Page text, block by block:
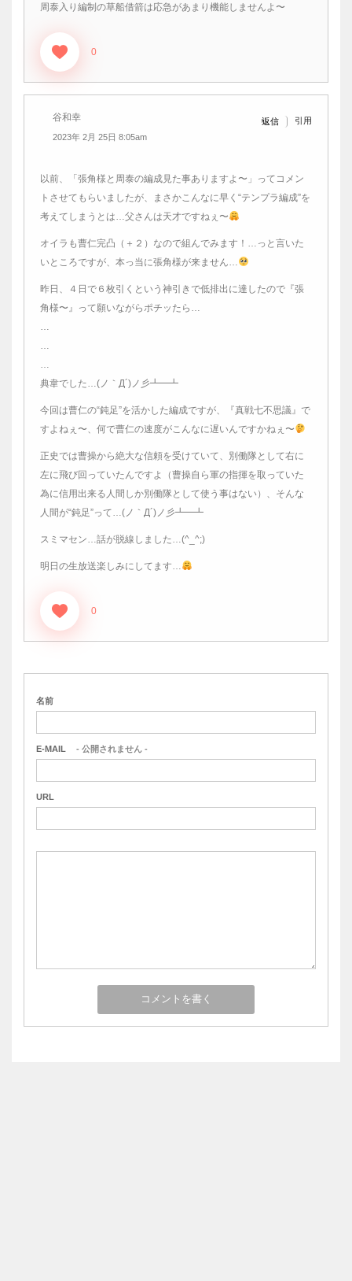
周泰入り編制の草船借箭は応急があまり機能しませんよ〜
0
谷和幸
2023年 2月 25日 8:05am
返信 引用
以前、「張角様と周泰の編成見た事ありますよ〜」ってコメン
トさせてもらいましたが、まさかこんなに早く“テンプラ編成”を
考えてしまうとは…父さんは天才ですねぇ〜
オイラも曹仁完凸（＋２）なので組んでみます！…っと言いた
いところですが、本っ当に張角様が来ません…
昨日、４日で６枚引くという神引きで低排出に達したので『張
角様〜』って願いながらポチッたら…
…
…
…
典韋でした…(ノ｀Д´)ノ彡┻━┻
今回は曹仁の“鈍足”を活かした編成ですが、『真戦七不思議』で
すよねぇ〜、何で曹仁の速度がこんなに遅いんですかねぇ〜
正史では曹操から絶大な信頼を受けていて、別働隊として右に
左に飛び回っていたんですよ（曹操自ら軍の指揮を取っていた
為に信用出来る人間しか別働隊として使う事はない）、そんな
人間が“鈍足”って…(ノ｀Д´)ノ彡┻━┻
スミマセン…話が脱線しました…(^_^;)
明日の生放送楽しみにしてます…
0
名前
E-MAIL - 公開されません -
URL